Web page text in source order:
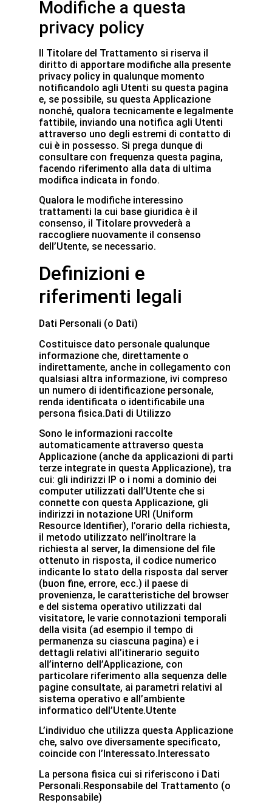
Modifiche a questa
privacy policy
Il Titolare del Trattamento si riserva il
diritto di apportare modifiche alla presente
privacy policy in qualunque momento
notificandolo agli Utenti su questa pagina
e, se possibile, su questa Applicazione
nonché, qualora tecnicamente e legalmente
fattibile, inviando una notifica agli Utenti
attraverso uno degli estremi di contatto di
cui è in possesso. Si prega dunque di
consultare con frequenza questa pagina,
facendo riferimento alla data di ultima
modifica indicata in fondo.
Qualora le modifiche interessino
trattamenti la cui base giuridica è il
consenso, il Titolare provvederà a
raccogliere nuovamente il consenso
dell’Utente, se necessario.
Definizioni e
riferimenti legali
Dati Personali (o Dati)
Costituisce dato personale qualunque
informazione che, direttamente o
indirettamente, anche in collegamento con
qualsiasi altra informazione, ivi compreso
un numero di identificazione personale,
renda identificata o identificabile una
persona fisica.Dati di Utilizzo
Sono le informazioni raccolte
automaticamente attraverso questa
Applicazione (anche da applicazioni di parti
terze integrate in questa Applicazione), tra
cui: gli indirizzi IP o i nomi a dominio dei
computer utilizzati dall’Utente che si
connette con questa Applicazione, gli
indirizzi in notazione URI (Uniform
Resource Identifier), l’orario della richiesta,
il metodo utilizzato nell’inoltrare la
richiesta al server, la dimensione del file
ottenuto in risposta, il codice numerico
indicante lo stato della risposta dal server
(buon fine, errore, ecc.) il paese di
provenienza, le caratteristiche del browser
e del sistema operativo utilizzati dal
visitatore, le varie connotazioni temporali
della visita (ad esempio il tempo di
permanenza su ciascuna pagina) e i
dettagli relativi all’itinerario seguito
all’interno dell’Applicazione, con
particolare riferimento alla sequenza delle
pagine consultate, ai parametri relativi al
sistema operativo e all’ambiente
informatico dell’Utente.Utente
L’individuo che utilizza questa Applicazione
che, salvo ove diversamente specificato,
coincide con l’Interessato.Interessato
La persona fisica cui si riferiscono i Dati
Personali.Responsabile del Trattamento (o
Responsabile)